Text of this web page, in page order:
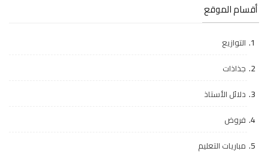
أقسام الموقع
التوازيع
جذاذات
دلائل الأستاذ
فروض
مباريات التعليم